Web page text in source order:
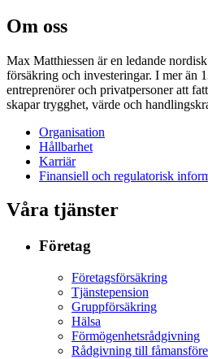
Om oss
Max Matthiessen är en ledande
försäkring och investeringar. I mer än
entreprenörer och privatpersoner att
skapar trygghet, värde och
Organisation
Hållbarhet
Karriär
Finansiell och regulatorisk
Våra tjänster
Företag
Företagsförsäkring
Tjänstepension
Gruppförsäkring
Hälsa
Förmögenhetsrådgivning
Rådgivning till